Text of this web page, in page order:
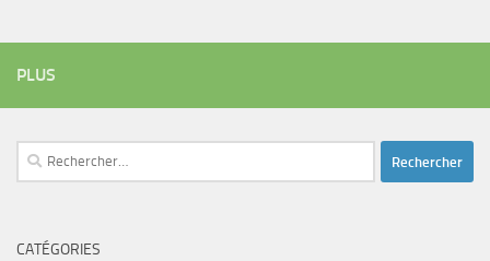
PLUS
Rechercher :
CATÉGORIES